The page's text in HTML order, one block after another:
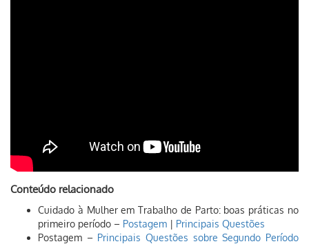
Conteúdo relacionado
Cuidado à Mulher em Trabalho de Parto: boas práticas no
primeiro período – Postagem | Principais Questões
Postagem – Principais Questões sobre Segundo Período